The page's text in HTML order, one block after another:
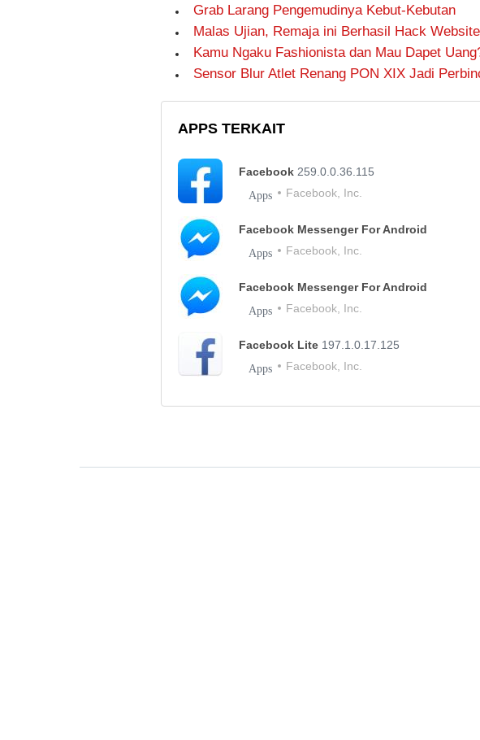
Grab Larang Pengemudinya Kebut-Kebutan
Malas Ujian, Remaja ini Berhasil Hack
Kamu Ngaku Fashionista dan Mau Dapet
Sensor Blur Atlet Renang PON XIX Jadi
APPS TERKAIT
Facebook 259.0.0.36.115
Apps Facebook, Inc.
Facebook Messenger For Android
Apps Facebook, Inc.
Facebook Messenger For Android
Apps Facebook, Inc.
Facebook Lite 197.1.0.17.125
Apps Facebook, Inc.